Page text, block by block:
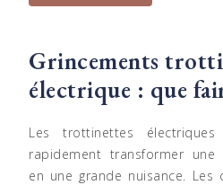
Grincements
électrique : que
Les trottinettes
rapidement transformer une
en une grande nuisance. Les